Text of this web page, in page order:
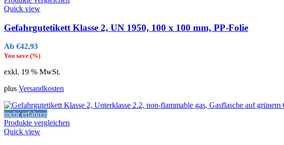
Quick view
Gefahrgutetikett Klasse 2, UN 1950, 100 x 100 mm, PP-Folie
€42,93
You save (%)
exkl. 19 % MwSt.
plus Versandkosten
mehr erfahren
Produkte vergleichen
Quick view